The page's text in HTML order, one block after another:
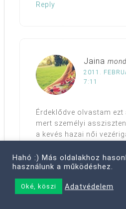
Reply
Jaina
2011.
7:11
Érdeklődve olvastam ezt
mert személyi
a kevés hazai női
Saját tapasztalat szerint
mondjuk egy évben
varrókészlet
hajlakk (ebből mindig
Hahó :) Más oldalakhoz
használunk a működéshez.
Oké, köszi Adatvédelem